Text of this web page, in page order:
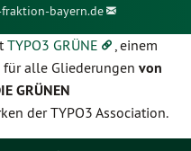
bayern.de
TYPO3 GRÜNE , einem
für alle Gliederungen von
GRÜNEN
der TYPO3 Association.